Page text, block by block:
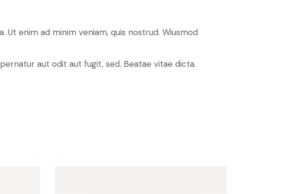
enim ad minim veniam, quis nostrud. Wiusmod
aut odit aut fugit, sed. Beatae vitae dicta.